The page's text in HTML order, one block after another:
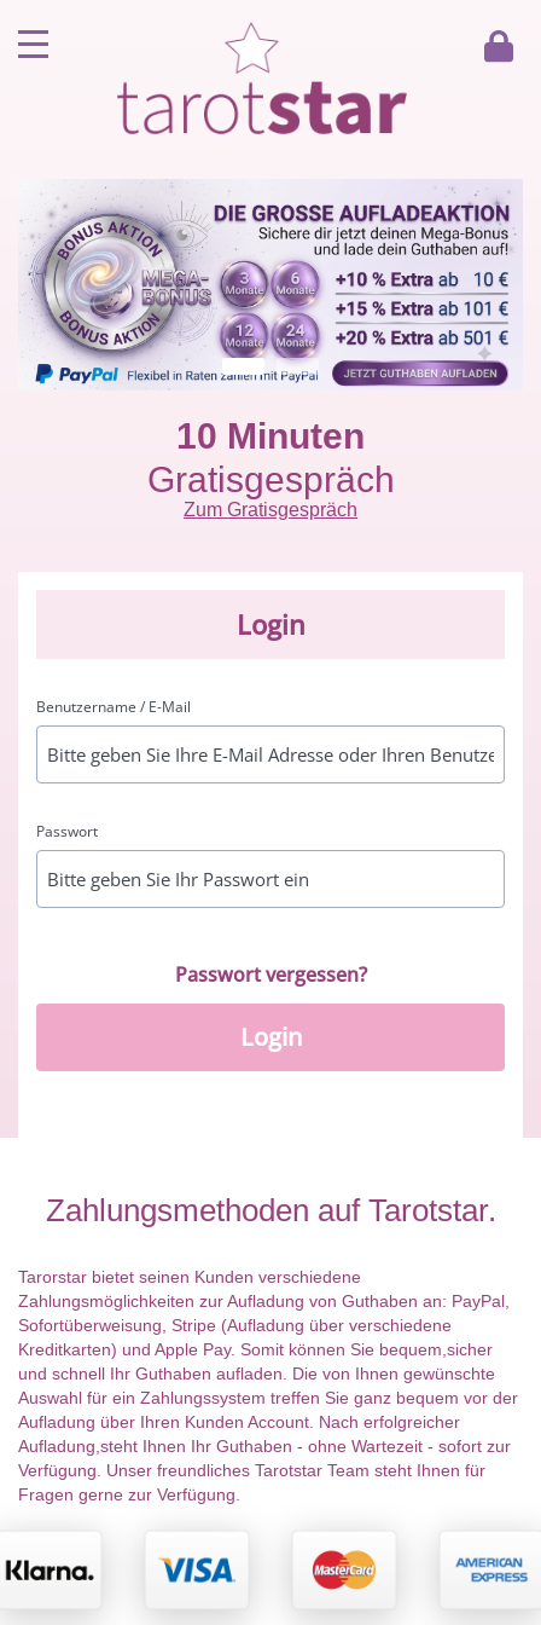
Kunde werden
Berater werden
Kartenlegen Gratisgespräch
Gästebuch
10 Minuten
Gratisgespräch
Zum Gratisgespräch
Login
Benutzername / E-Mail
Passwort
Login
Passwort vergessen?
Zahlungsmethoden auf Tarotstar.
Tarorstar bietet seinen Kunden verschiedene
Zahlungsmöglichkeiten zur Aufladung von Guthaben an: PayPal,
Sofortüberweisung, Stripe (Aufladung über verschiedene
Kreditkarten) und Apple Pay. Somit können Sie bequem,sicher
und schnell Ihr Guthaben aufladen. Die von Ihnen gewünschte
Auswahl für ein Zahlungssystem treffen Sie ganz bequem vor der
Aufladung über Ihren Kunden Account. Nach erfolgreicher
Aufladung,steht Ihnen Ihr Guthaben - ohne Wartezeit - sofort zur
Verfügung. Unser freundliches Tarotstar Team steht Ihnen für
Fragen gerne zur Verfügung.